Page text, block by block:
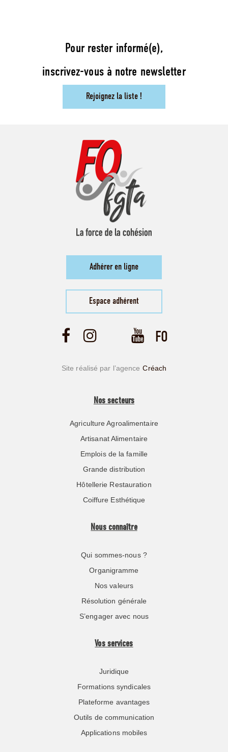
Pour rester informé(e),
inscrivez-vous à notre newsletter
Rejoignez la liste !
Adhérer en ligne
Espace adhérent
Site réalisé par l’agence Créach
Nos secteurs
Agriculture Agroalimentaire
Artisanat Alimentaire
Emplois de la famille
Grande distribution
Hôtellerie Restauration
Coiffure Esthétique
Nous connaître
Qui sommes-nous ?
Organigramme
Nos valeurs
Résolution générale
S’engager avec nous
Vos services
Juridique
Formations syndicales
Plateforme avantages
Outils de communication
Applications mobiles